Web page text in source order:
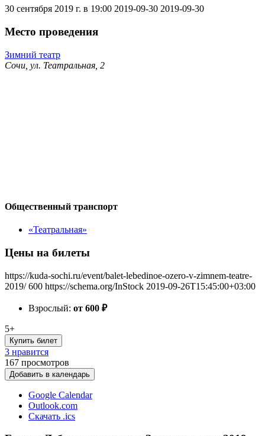
30 сентября 2019 г. в 19:00 2019-09-30 2019-09-30
Место проведения
Зимний театр
Сочи, ул. Театральная, 2
Общественный транспорт
«Театральная»
Цены на билеты
https://kuda-sochi.ru/event/balet-lebedinoe-ozero-v-zimnem-teatre-
2019/ 600 https://schema.org/InStock 2019-09-26T15:45:00+03:00
Взрослый: от 600 ₽
5+
Купить билет
3 нравится
167 просмотров
Добавить в календарь
Google Calendar
Outlook.com
Скачать .ics